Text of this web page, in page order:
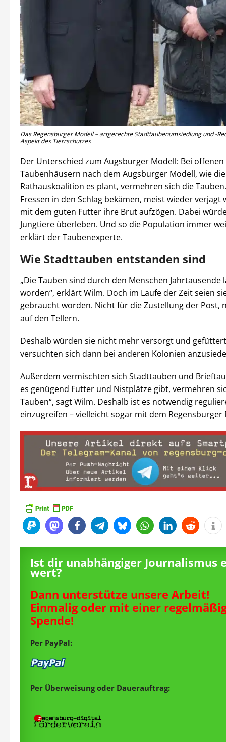
Das Regensburger Modell – artgerechte Stadttaubenumsiedlung und -
Aspekt des Tierrschutzes
Der Unterschied zum Augsburger Modell: Bei offenen
Taubenhäusern nach dem Augsburger Modell, wie die
Rathauskoalition es plant, vermehren sich die
Fressen in den Schlag bekämen, meist wieder verjagt
mit dem guten Futter ihre Brut aufzögen. Dabei
Jungtiere überleben. Und so die Population immer
erklärt der Taubenexperte.
Wie Stadttauben entstanden sind
„Die Tauben sind durch den Menschen Jahrtausende
worden“, erklärt Wilm. Doch im Laufe der Zeit seien
gebraucht worden. Nicht für die Zustellung der Post,
auf den Tellern.
Deshalb würden sie nicht mehr versorgt und
versuchten sich dann bei anderen Kolonien
Außerdem vermischten sich Stadttauben und
es genügend Futter und Nistplätze gibt, vermehren
Tauben“, sagt Wilm. Deshalb ist es notwendig
einzugreifen – vielleicht sogar mit dem Regensburger
Ist dir unabhängiger Journalismus
wert?
Dann unterstütze unsere Arbeit!
Einmalig oder mit einer
Spende!
Per PayPal:
Per Überweisung oder Dauerauftrag: